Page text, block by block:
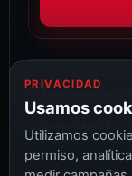
PRIVACIDAD
Usamos
Utilizamos
permiso,